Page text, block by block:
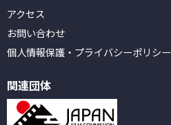
アクセス
お問い合わせ
個人情報保護 ・ プライバシーポリシー
関連団体